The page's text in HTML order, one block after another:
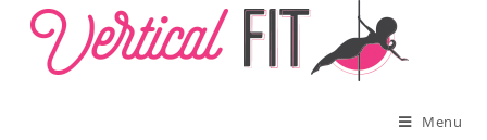
content
Menu